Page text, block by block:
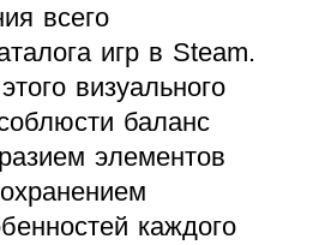
всего
игр в Steam.
визуального
баланс
элементов
каждого